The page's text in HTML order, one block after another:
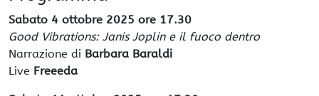
Sabato 4 ottobre 2025 ore 17.30
Good Vibrations: Janis Joplin e il fuoco dentro
Narrazione di Barbara Baraldi
Live Freeeda